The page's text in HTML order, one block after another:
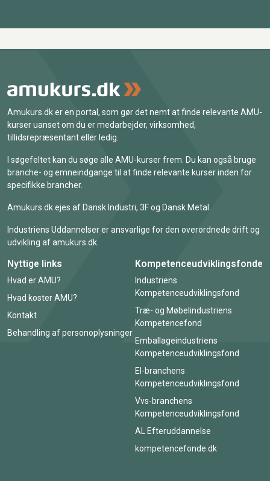
Amukurs.dk er en portal, som gør det nemt at finde relevante AMU-
kurser uanset om du er medarbejder, virksomhed,
tillidsrepræsentant eller ledig.
I søgefeltet kan du søge alle AMU-kurser frem. Du kan også bruge
branche- og emneindgange til at finde relevante kurser inden for
specifikke brancher.
Amukurs.dk ejes af Dansk Industri, 3F og Dansk Metal.
Industriens Uddannelser er ansvarlige for den overordnede drift og
udvikling af amukurs.dk.
Nyttige links
Hvad er AMU?
Hvad koster AMU?
Kontakt
Behandling af personoplysninger
Kompetenceudviklingsfonde
Industriens
Kompetenceudviklingsfond
Træ- og Møbelindustriens
Kompetencefond
Emballageindustriens
Kompetenceudviklingsfond
El-branchens
Kompetenceudviklingsfond
Vvs-branchens
Kompetenceudviklingsfond
AL Efteruddannelse
kompetencefonde.dk